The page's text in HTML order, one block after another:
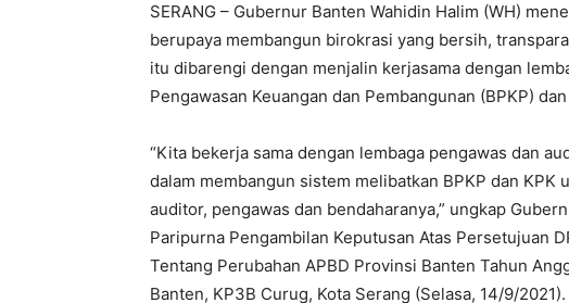
SERANG – Gubernur Banten Wahidin Halim (WH)
berupaya membangun birokrasi yang bersih,
itu dibarengi dengan menjalin kerjasama dengan
Pengawasan Keuangan dan Pembangunan (BPKP)
“Kita bekerja sama dengan lembaga pengawas dan
dalam membangun sistem melibatkan BPKP dan
auditor, pengawas dan bendaharanya,” ungkap
Paripurna Pengambilan Keputusan Atas Persetujuan
Tentang Perubahan APBD Provinsi Banten Tahun
Banten, KP3B Curug, Kota Serang (Selasa, 14/9/2021).